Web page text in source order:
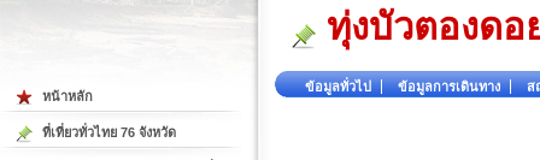
ทุ่งบัวตองด
ข้อมูลทั่วไป ข้อมูลการเดินทาง ส
หน้าหลัก
ที่เที่ยวทั่วไทย 76 จังหวัด